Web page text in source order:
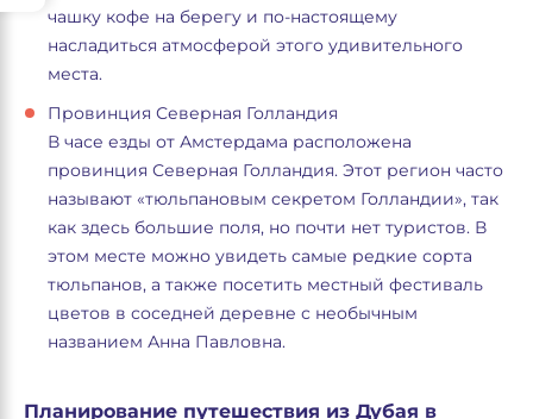
чашку кофе на берегу и по-настоящему
насладиться атмосферой этого удивительного
места.
Провинция Северная Голландия
В часе езды от Амстердама расположена
провинция Северная Голландия. Этот регион часто
называют «тюльпановым секретом Голландии», так
как здесь большие поля, но почти нет туристов. В
этом месте можно увидеть самые редкие сорта
тюльпанов, а также посетить местный фестиваль
цветов в соседней деревне с необычным
названием Анна Павловна.
Планирование путешествия из Дубая в